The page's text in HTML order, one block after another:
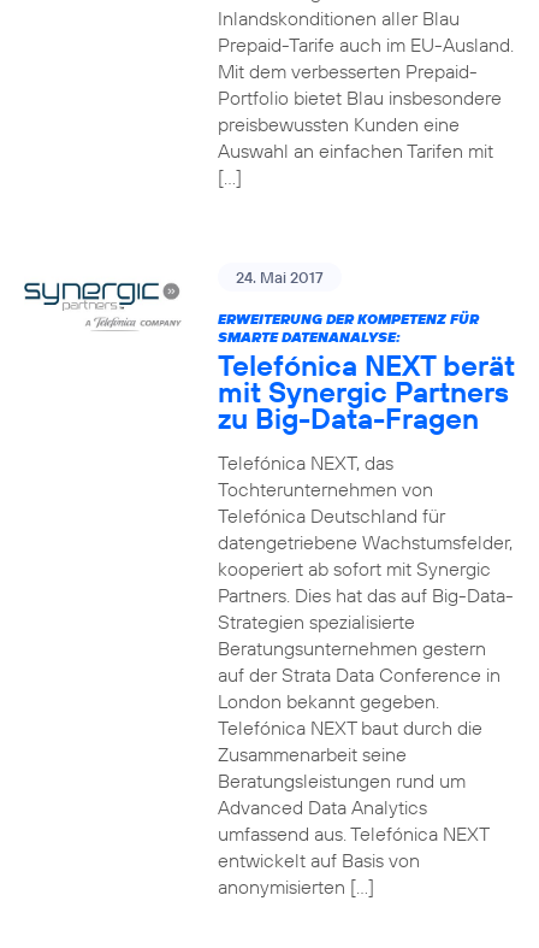
Inlandskonditionen aller Blau
Prepaid-Tarife auch im EU-Ausland.
Mit dem verbesserten Prepaid-
Portfolio bietet Blau insbesondere
preisbewussten Kunden eine
Auswahl an einfachen Tarifen mit
[…]
24. Mai 2017
ERWEITERUNG DER KOMPETENZ FÜR
SMARTE DATENANALYSE:
Telefónica NEXT berät
mit Synergic Partners
zu Big-Data-Fragen
Telefónica NEXT, das
Tochterunternehmen von
Telefónica Deutschland für
datengetriebene Wachstumsfelder,
kooperiert ab sofort mit Synergic
Partners. Dies hat das auf Big-Data-
Strategien spezialisierte
Beratungsunternehmen gestern
auf der Strata Data Conference in
London bekannt gegeben.
Telefónica NEXT baut durch die
Zusammenarbeit seine
Beratungsleistungen rund um
Advanced Data Analytics
umfassend aus. Telefónica NEXT
entwickelt auf Basis von
anonymisierten […]